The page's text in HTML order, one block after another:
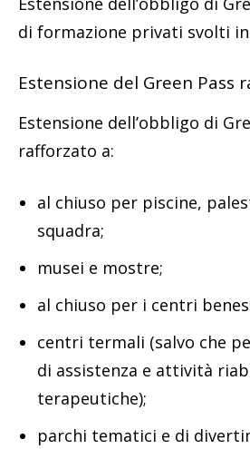
di formazione privati svolti in
Estensione del Green Pass
Estensione dell’obbligo di
rafforzato a:
al chiuso per piscine,
squadra;
musei e mostre;
al chiuso per i centri
centri termali (salvo che
di assistenza e attività
terapeutiche);
parchi tematici e di